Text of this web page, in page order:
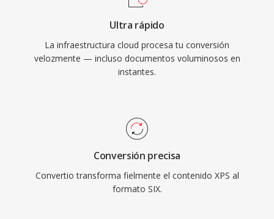
Ultra rápido
La infraestructura cloud procesa tu conversión
velozmente — incluso documentos voluminosos en
instantes.
Conversión precisa
Convertio transforma fielmente el contenido XPS al
formato SIX.